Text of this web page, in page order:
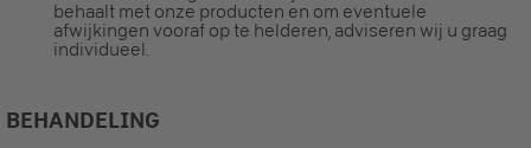
behaalt met onze producten en om eventuele
afwijkingen vooraf op te helderen, adviseren wij u graag
individueel.
BEHANDELING